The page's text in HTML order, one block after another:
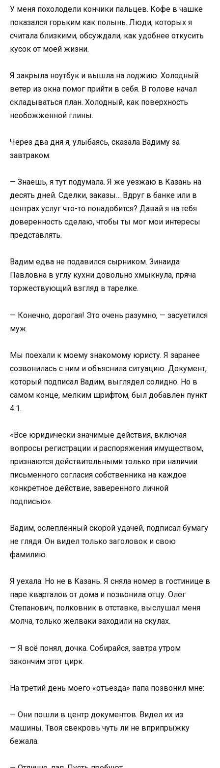
У меня похолодели кончики пальцев. Кофе в чашке
показался горьким как полынь. Люди, которых я
считала близкими, обсуждали, как удобнее откусить
кусок от моей жизни.
Я закрыла ноутбук и вышла на лоджию. Холодный
ветер из окна помог прийти в себя. В голове начал
складываться план. Холодный, как поверхность
необожженной глины.
Через два дня я, улыбаясь, сказала Вадиму за
завтраком:
— Знаешь, я тут подумала. Я же уезжаю в Казань на
десять дней. Сделки, заказы… Вдруг в банке или в
центрах услуг что-то понадобится? Давай я на тебя
доверенность сделаю, чтобы ты мог мои интересы
представлять.
Вадим едва не подавился сырником. Зинаида
Павловна в углу кухни довольно хмыкнула, пряча
торжествующий взгляд в тарелке.
— Конечно, дорогая! Это очень разумно, — засуетился
муж.
Мы поехали к моему знакомому юристу. Я заранее
созвонилась с ним и объяснила ситуацию. Документ,
который подписал Вадим, выглядел солидно. Но в
самом конце, мелким шрифтом, был добавлен пункт
4.1.
«Все юридически значимые действия, включая
вопросы регистрации и распоряжения имуществом,
признаются действительными только при наличии
письменного согласия собственника на каждое
конкретное действие, заверенного личной
подписью».
Вадим, ослепленный скорой удачей, подписал бумагу
не глядя. Он видел только заголовок и свою
фамилию.
Я уехала. Но не в Казань. Я сняла номер в гостинице в
паре кварталов от дома и позвонила отцу. Олег
Степанович, полковник в отставке, выслушал меня
молча, только желваки заходили на скулах.
— Я всё понял, дочка. Собирайся, завтра утром
закончим этот цирк.
На третий день моего «отъезда» папа позвонил мне:
— Они пошли в центр документов. Видел их из
машины. Твоя свекровь чуть ли не вприпрыжку
бежала.